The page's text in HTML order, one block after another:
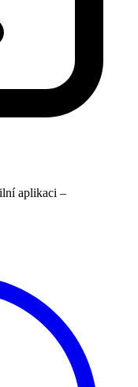
aplikaci –